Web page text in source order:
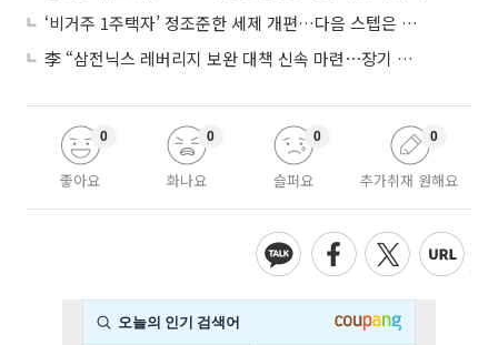
‘비거주 1주택자’ 정조준한 세제 개편…다음 스텝은 금융 대책
李 “삼전닉스 레버리지 보완 대책 신속 마련⋯장기 채무 과감히 탕감”
좋아요
0
화나요
0
슬퍼요
0
추가취재 원해요
0